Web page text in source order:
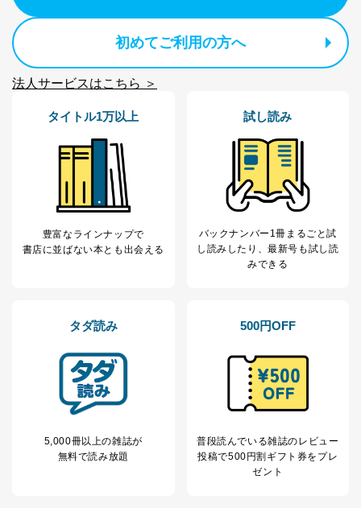
Aサービス利用者
ため
ｅメール等による商品、サービ
ス、キャンペーン等の広告に関す
るご案内のため
4
採用応募者の方の
採用選考、ご連絡のため
5
当社の従業者の個
人事、総務などの雇用管理等のた
パートナー（提携
企業）からの委託
により当社の
定期購読サービス
等をご利用の方の
購入商品配送のため
提携企業及びお客様がご購入され
た商品の発売元企業からのｅメー
ル等による商品、
サービス、キャンペーン等の広告
当社のサービス利用状況の把握お
よびその分析のため
お問い合わせ対応、トラブル対
ー等にて公表する利用目的達成の
※上記の利用目的のうちNo.1～5については保有個人デ
ータ（開示対象個人情報）の利用目的であり、下記4.の
開示等のご請求に対応させていただきます。
なお、6、7については、パートナー（提携企業）様又は
ます。
初めてご利用の方へ
法人サービスはこちら ＞
タイトル1万以上
豊富なラインナップで
書店に並ばない本とも出会える
試し読み
バックナンバー1冊まるごと試
し読み したり、最新号も試し読
みできる
タダ読み
5,000冊以上の雑誌が
無料で読み放題
500円OFF
普段読んでいる雑誌のレビュー
投稿で500円割ギフト券をプレ
ゼント